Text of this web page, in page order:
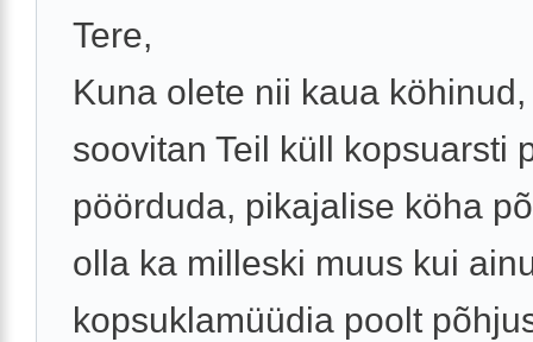
Tere,
Kuna olete nii kaua
soovitan Teil küll kopsuarsti
pöörduda, pikajalise köha
olla ka milleski muus kui
kopsuklamüüdia poolt